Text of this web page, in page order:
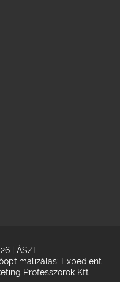
| ÁSZF
: Expedient
Professzorok Kft.